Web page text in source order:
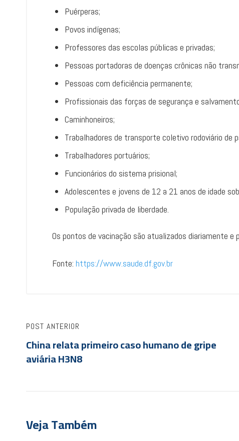
Puérperas;
Povos indígenas;
Professores das escolas públicas e privadas;
Pessoas portadoras de doenças crônicas não
Pessoas com deficiência permanente;
Profissionais das forças de segurança e
Caminhoneiros;
Trabalhadores de transporte coletivo rodoviário de
Trabalhadores portuários;
Funcionários do sistema prisional;
Adolescentes e jovens de 12 a 21 anos de idade
População privada de liberdade.
Os pontos de vacinação são atualizados diariamente e
Fonte: https://www.saude.df.gov.br
POST ANTERIOR
China relata primeiro caso humano de gripe
aviária H3N8
Veja Também